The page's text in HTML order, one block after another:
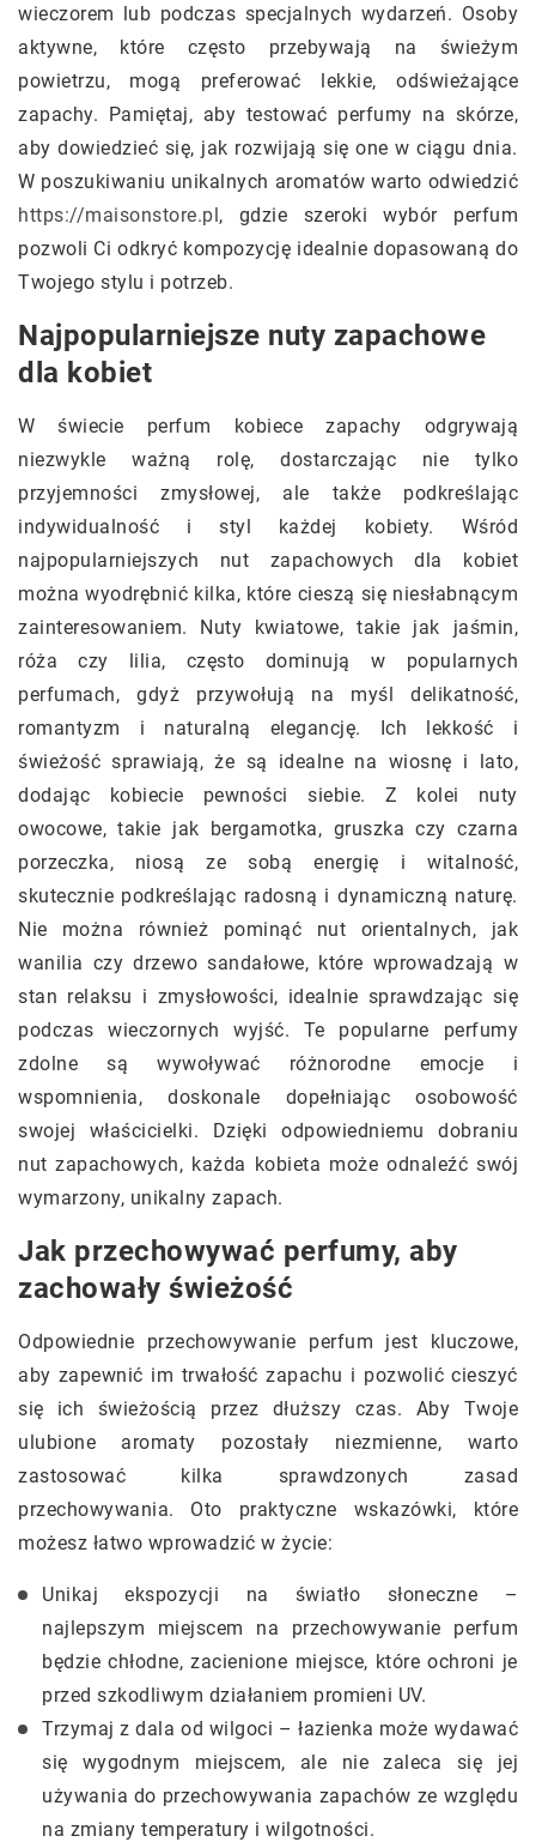
wieczorem lub podczas specjalnych wydarzeń. Osoby
aktywne, które często przebywają na świeżym
powietrzu, mogą preferować lekkie, odświeżające
zapachy. Pamiętaj, aby testować perfumy na skórze,
aby dowiedzieć się, jak rozwijają się one w ciągu dnia.
W poszukiwaniu unikalnych aromatów warto odwiedzić
https://maisonstore.pl, gdzie szeroki wybór perfum
pozwoli Ci odkryć kompozycję idealnie dopasowaną do
Twojego stylu i potrzeb.
Najpopularniejsze nuty zapachowe
dla kobiet
W świecie perfum kobiece zapachy odgrywają
niezwykle ważną rolę, dostarczając nie tylko
przyjemności zmysłowej, ale także podkreślając
indywidualność i styl każdej kobiety. Wśród
najpopularniejszych nut zapachowych dla kobiet
można wyodrębnić kilka, które cieszą się niesłabnącym
zainteresowaniem. Nuty kwiatowe, takie jak jaśmin,
róża czy lilia, często dominują w popularnych
perfumach, gdyż przywołują na myśl delikatność,
romantyzm i naturalną elegancję. Ich lekkość i
świeżość sprawiają, że są idealne na wiosnę i lato,
dodając kobiecie pewności siebie. Z kolei nuty
owocowe, takie jak bergamotka, gruszka czy czarna
porzeczka, niosą ze sobą energię i witalność,
skutecznie podkreślając radosną i dynamiczną naturę.
Nie można również pominąć nut orientalnych, jak
wanilia czy drzewo sandałowe, które wprowadzają w
stan relaksu i zmysłowości, idealnie sprawdzając się
podczas wieczornych wyjść. Te popularne perfumy
zdolne są wywoływać różnorodne emocje i
wspomnienia, doskonale dopełniając osobowość
swojej właścicielki. Dzięki odpowiedniemu dobraniu
nut zapachowych, każda kobieta może odnaleźć swój
wymarzony, unikalny zapach.
Jak przechowywać perfumy, aby
zachowały świeżość
Odpowiednie przechowywanie perfum jest kluczowe,
aby zapewnić im trwałość zapachu i pozwolić cieszyć
się ich świeżością przez dłuższy czas. Aby Twoje
ulubione aromaty pozostały niezmienne, warto
zastosować kilka sprawdzonych zasad
przechowywania. Oto praktyczne wskazówki, które
możesz łatwo wprowadzić w życie:
Unikaj ekspozycji na światło słoneczne –
najlepszym miejscem na przechowywanie perfum
będzie chłodne, zacienione miejsce, które ochroni je
przed szkodliwym działaniem promieni UV.
Trzymaj z dala od wilgoci – łazienka może wydawać
się wygodnym miejscem, ale nie zaleca się jej
używania do przechowywania zapachów ze względu
na zmiany temperatury i wilgotności.